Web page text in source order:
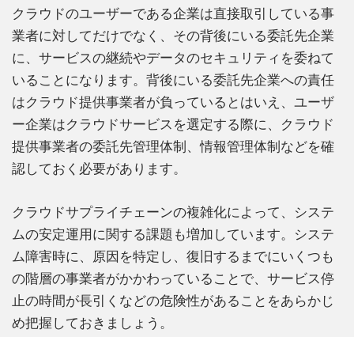
クラウドのユーザーである企業は直接取引している事
業者に対してだけでなく、その背後にいる委託先企業
に、サービスの継続やデータのセキュリティを委ねて
いることになります。背後にいる委託先企業への責任
はクラウド提供事業者が負っているとはいえ、ユーザ
ー企業はクラウドサービスを選定する際に、クラウド
提供事業者の委託先管理体制、情報管理体制などを確
認しておく必要があります。
クラウドサプライチェーンの複雑化によって、システ
ムの安定運用に関する課題も増加しています。システ
ム障害時に、原因を特定し、復旧するまでにいくつも
の階層の事業者がかかわっていることで、サービス停
止の時間が長引くなどの危険性があることをあらかじ
め把握しておきましょう。